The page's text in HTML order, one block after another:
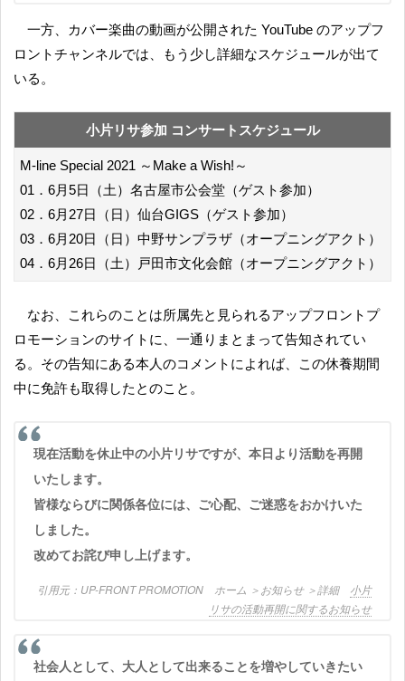
一方、カバー楽曲の動画が公開された YouTube のアップフ
ロントチャンネルでは、もう少し詳細なスケジュールが出て
いる。
小片リサ参加 コンサートスケジュール
M-line Special 2021 ～Make a Wish!～
01．6月5日（土）名古屋市公会堂（ゲスト参加）
02．6月27日（日）仙台GIGS（ゲスト参加）
03．6月20日（日）中野サンプラザ（オープニングアクト）
04．6月26日（土）戸田市文化会館（オープニングアクト）
なお、これらのことは所属先と見られるアップフロントプ
ロモーションのサイトに、一通りまとまって告知されてい
る。その告知にある本人のコメントによれば、この休養期間
中に免許も取得したとのこと。
現在活動を休止中の小片リサですが、本日より活動を再開
いたします。
皆様ならびに関係各位には、ご心配、ご迷惑をおかけいた
しました。
改めてお詫び申し上げます。
UP-FRONT PROMOTION ホーム ＞お知らせ ＞詳細 小片
リサの活動再開に関するお知らせ
社会人として、大人として出来ることを増やしていきたい